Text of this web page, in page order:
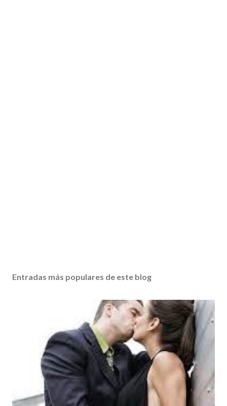
Entradas más populares de este blog